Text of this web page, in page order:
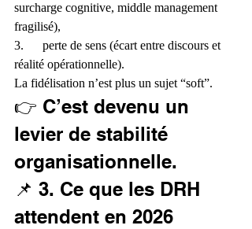
surcharge cognitive, middle management
fragilisé),
3.      perte de sens (écart entre discours et
réalité opérationnelle).
La fidélisation n’est plus un sujet “soft”.
👉 C’est devenu un
levier de stabilité
organisationnelle.
📌 3. Ce que les DRH
attendent en 2026